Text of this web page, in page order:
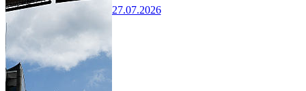
27.07.2026